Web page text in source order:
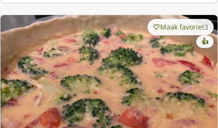
Maak favoriet3
👍